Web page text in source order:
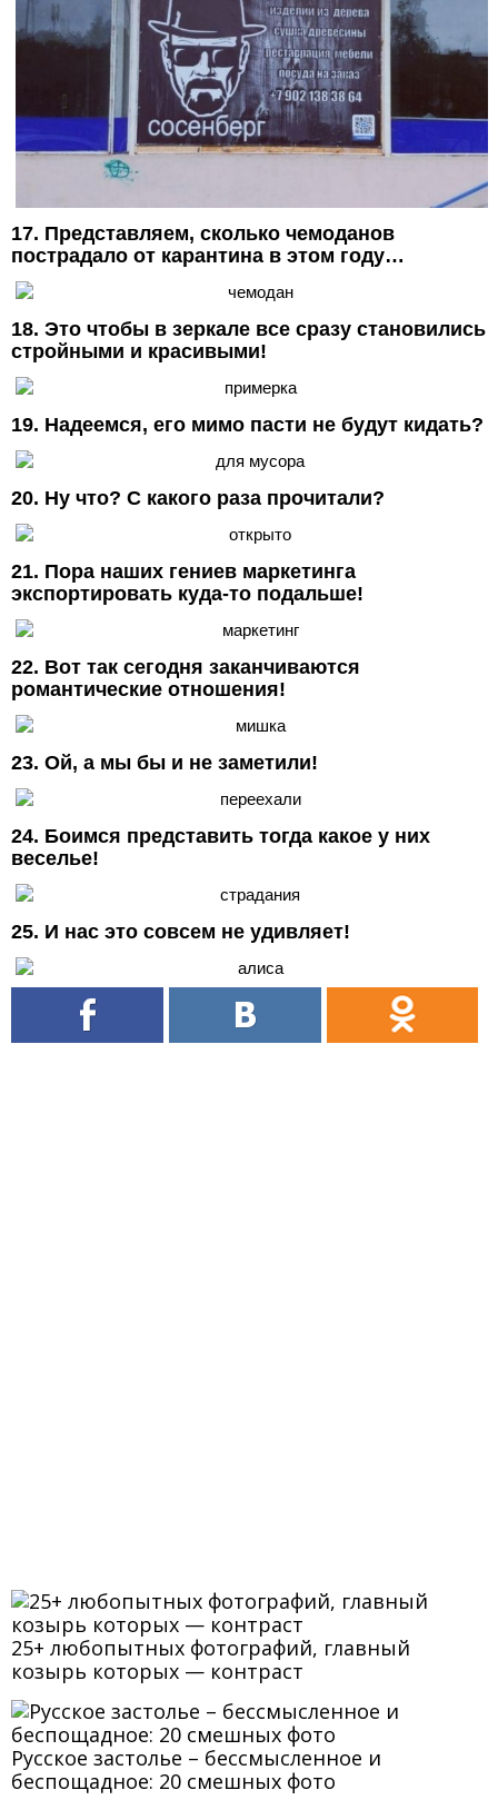
17. Представляем, сколько чемоданов
пострадало от карантина в этом году…
18. Это чтобы в зеркале все сразу становились
стройными и красивыми!
19. Надеемся, его мимо пасти не будут кидать?
20. Ну что? С какого раза прочитали?
21. Пора наших гениев маркетинга
экспортировать куда-то подальше!
22. Вот так сегодня заканчиваются
романтические отношения!
23. Ой, а мы бы и не заметили!
24. Боимся представить тогда какое у них
веселье!
25. И нас это совсем не удивляет!
25+ любопытных фотографий, главный
козырь которых — контраст
Русское застолье – бессмысленное и
беспощадное: 20 смешных фото